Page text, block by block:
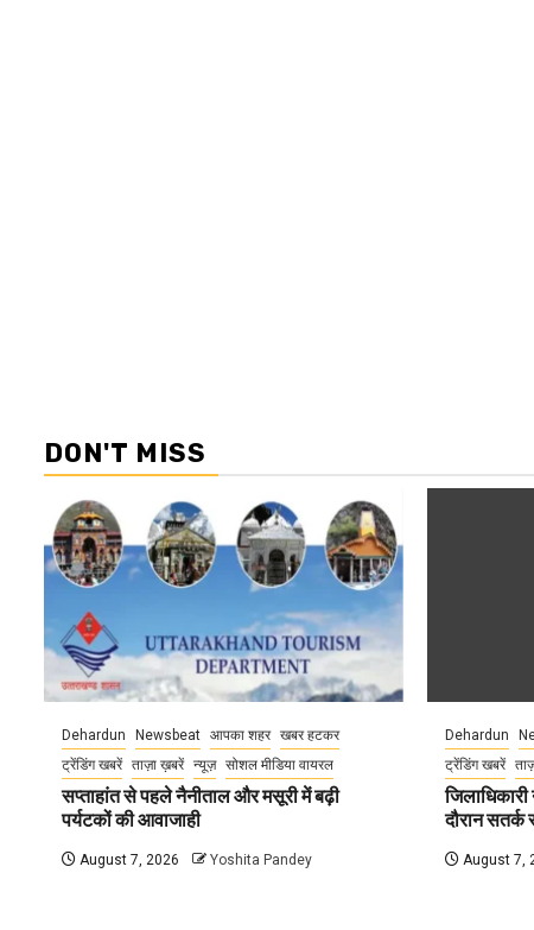
DON'T MISS
Dehardun Newsbeat आपका शहर खबर हटकर
ट्रेंडिंग खबरें ताज़ा ख़बरें न्यूज़ सोशल मीडिया वायरल
सप्ताहांत से पहले नैनीताल और मसूरी में बढ़ी
पर्यटकों की आवाजाही
August 7, 2026 Yoshita Pandey
Dehardun
ट्रेंडिंग खबरें
दौरान सतर्क
August 7,